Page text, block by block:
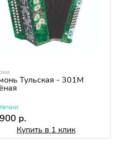
Тульская - 301М
р.
Купить в 1 клик